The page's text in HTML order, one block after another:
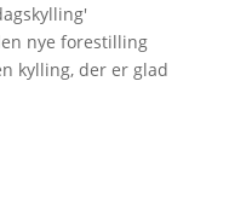
'
nye forestilling
kylling, der er glad